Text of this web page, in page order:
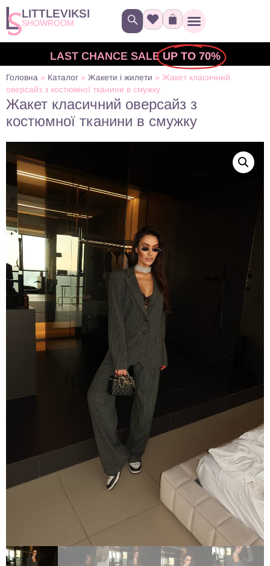
LITTLEVIKSI
SHOWROOM
LAST CHANCE SALE UP TO 70%
Головна » Каталог » Жакети і жилети » Жакет класичний
оверсайз з костюмної тканини в смужку
Жакет класичний оверсайз з
костюмної тканини в смужку